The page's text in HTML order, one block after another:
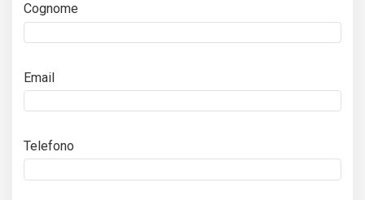
Cognome
Email
Telefono